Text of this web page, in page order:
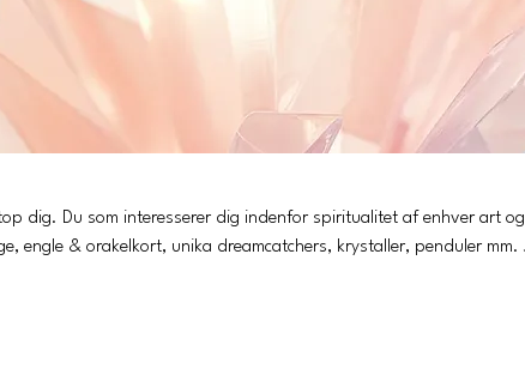
af enhver art og
engle & orakelkort, unika dreamcatchers, krystaller, penduler mm. Jeg